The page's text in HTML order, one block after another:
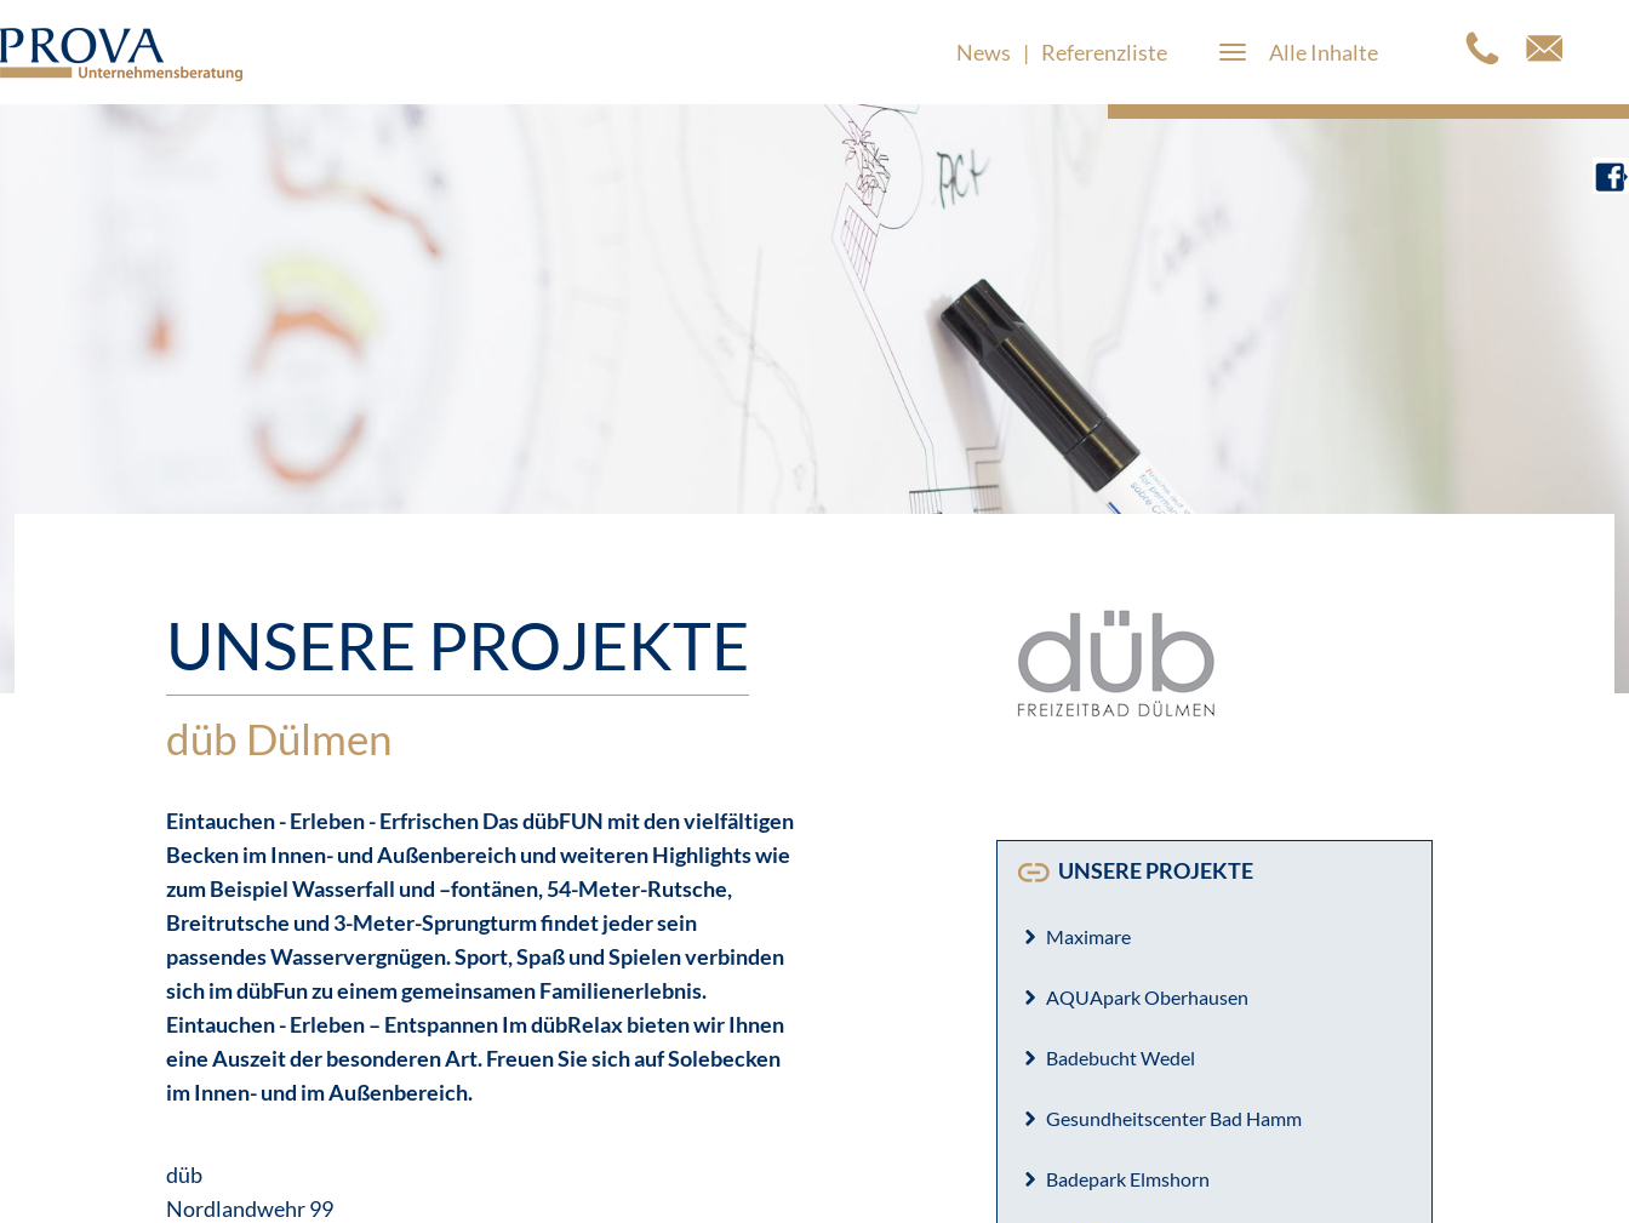
Referenzliste
|
News Alle Inhalte
UNSERE PROJEKTE
düb Dülmen
Eintauchen - Erleben - Erfrischen Das dübFUN mit den vielfältigen
Becken im Innen- und Außenbereich und weiteren Highlights wie
zum Beispiel Wasserfall und –fontänen, 54-Meter-Rutsche,
Breitrutsche und 3-Meter-Sprungturm findet jeder sein
passendes Wasservergnügen. Sport, Spaß und Spielen verbinden
sich im dübFun zu einem gemeinsamen Familienerlebnis.
Eintauchen - Erleben – Entspannen Im dübRelax bieten wir Ihnen
eine Auszeit der besonderen Art. Freuen Sie sich auf Solebecken
im Innen- und im Außenbereich.
düb
Nordlandwehr 99
UNSERE PROJEKTE
Maximare
AQUApark Oberhausen
Badebucht Wedel
Gesundheitscenter Bad Hamm
Badepark Elmshorn